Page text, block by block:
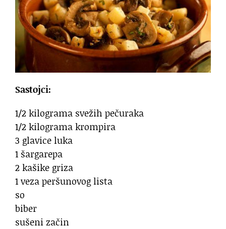
Sastojci:
1/2 kilograma svežih pečuraka
1/2 kilograma krompira
3 glavice luka
1 šargarepa
2 kašike griza
1 veza peršunovog lista
so
biber
sušeni začin